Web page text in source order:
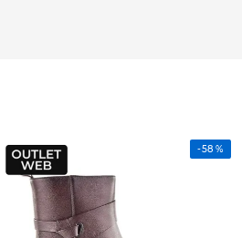
-58 %